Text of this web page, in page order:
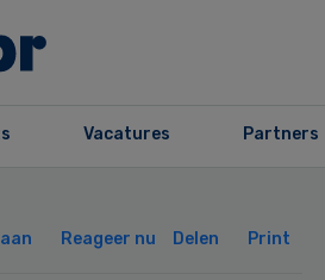
Vacatures Partners
Reageer nu Delen Print